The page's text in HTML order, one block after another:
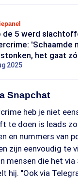
de 5 werd
'Schaamde
het gaat
2025
Snapchat
heb je niet
te doen is leads
en nummers van
zijn eenvoudig te
mensen die het via
hij. "Ook via